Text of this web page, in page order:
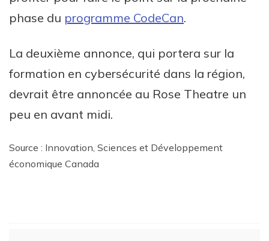
phase du programme CodeCan.
La deuxième annonce, qui portera sur la
formation en cybersécurité dans la région,
devrait être annoncée au Rose Theatre un
peu en avant midi.
Source : Innovation, Sciences et Développement
économique Canada